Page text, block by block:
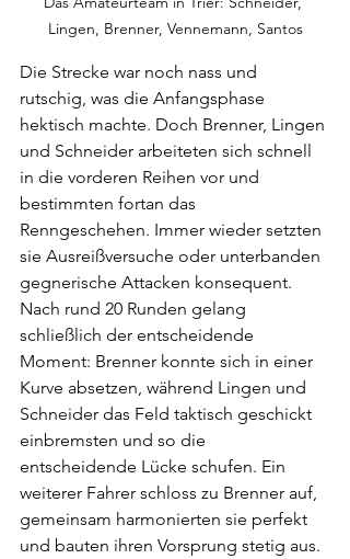
Lingen, Brenner, Vennemann, Santos
Die Strecke war noch nass und
rutschig, was die Anfangsphase
hektisch machte. Doch Brenner, Lingen
und Schneider arbeiteten sich schnell
in die vorderen Reihen vor und
bestimmten fortan das
Renngeschehen. Immer wieder setzten
sie Ausreißversuche oder unterbanden
gegnerische Attacken konsequent.
Nach rund 20 Runden gelang
schließlich der entscheidende
Moment: Brenner konnte sich in einer
Kurve absetzen, während Lingen und
Schneider das Feld taktisch geschickt
einbremsten und so die
entscheidende Lücke schufen. Ein
weiterer Fahrer schloss zu Brenner auf,
gemeinsam harmonierten sie perfekt
und bauten ihren Vorsprung stetig aus.